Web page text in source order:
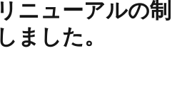
ニューアルの制
ました。